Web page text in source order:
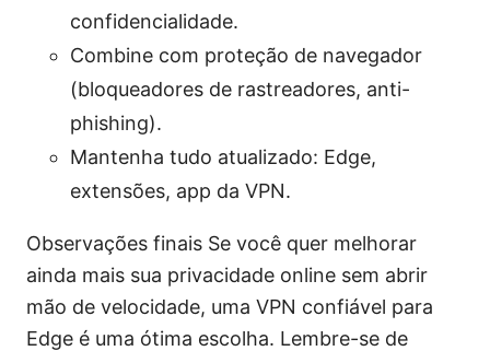
confidencialidade.
Combine com proteção de navegador
(bloqueadores de rastreadores, anti-
phishing).
Mantenha tudo atualizado: Edge,
extensões, app da VPN.
Observações finais Se você quer melhorar
ainda mais sua privacidade online sem abrir
mão de velocidade, uma VPN confiável para
Edge é uma ótima escolha. Lembre-se de